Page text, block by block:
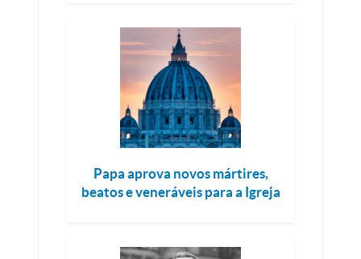
Papa aprova novos mártires,
beatos e veneráveis para a Igreja